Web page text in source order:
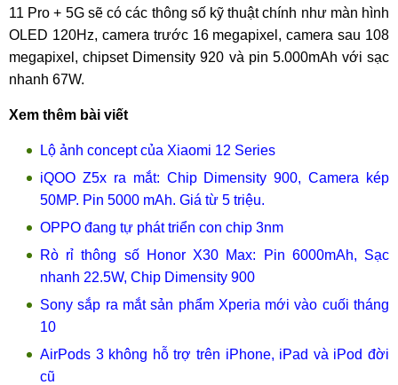
11 Pro + 5G sẽ có các thông số kỹ thuật chính như màn hình
OLED 120Hz, camera trước 16 megapixel, camera sau 108
megapixel, chipset Dimensity 920 và pin 5.000mAh với sạc
nhanh 67W.
Xem thêm bài viết
Lộ ảnh concept của Xiaomi 12 Series
iQOO Z5x ra mắt: Chip Dimensity 900, Camera kép
50MP. Pin 5000 mAh. Giá từ 5 triệu.
OPPO đang tự phát triển con chip 3nm
Rò rỉ thông số Honor X30 Max: Pin 6000mAh, Sạc
nhanh 22.5W, Chip Dimensity 900
Sony sắp ra mắt sản phẩm Xperia mới vào cuối tháng
10
AirPods 3 không hỗ trợ trên iPhone, iPad và iPod đời
cũ